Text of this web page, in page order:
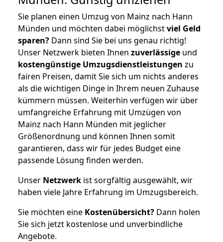
Sie planen einen Umzug von Mainz nach Hann
Münden und möchten dabei möglichstviel Geld
sparen? Dann sind Sie bei uns genau richtig!
Unser Netzwerk bieten Ihnen zuverlässige und
kostengünstige Umzugsdienstleistungen zu
fairen Preisen, damit Sie sich um nichts anderes
als die wichtigen Dinge in Ihrem neuen Zuhause
kümmern müssen. Weiterhin verfügen wir über
umfangreiche Erfahrung mit Umzügen von
Mainz nach Hann Münden mit jeglicher
Größenordnung und können Ihnen somit
garantieren, dass wir für jedes Budget eine
passende Lösung finden werden.
Unser Netzwerk ist sorgfältig ausgewählt, wir
haben viele Jahre Erfahrung im Umzugsbereich.
Sie möchten eine Kostenübersicht? Dann holen
Sie sich jetzt kostenlose und unverbindliche
Angebote.